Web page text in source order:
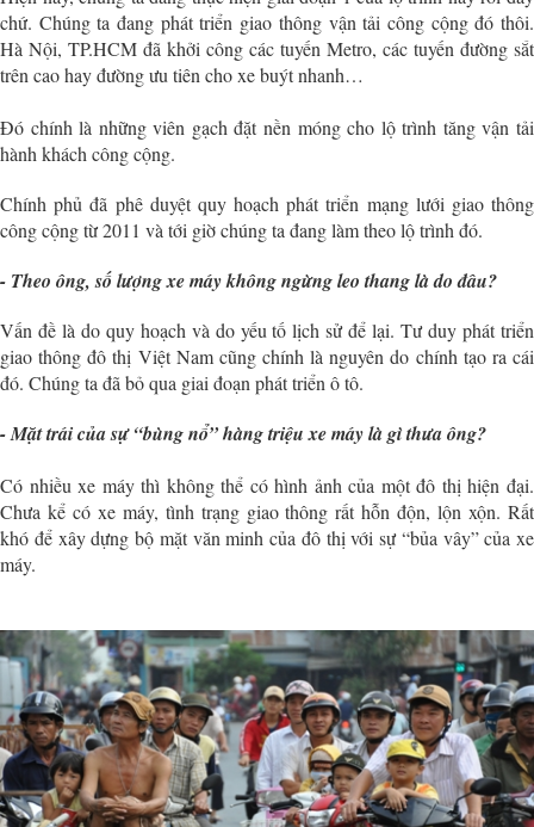
chứ. Chúng ta đang phát triển giao thông vận tải công cộng đó thôi.
Hà Nội, TP.HCM đã khởi công các tuyến Metro, các tuyến đường sắt
trên cao hay đường ưu tiên cho xe buýt nhanh…
Đó chính là những viên gạch đặt nền móng cho lộ trình tăng vận tải
hành khách công cộng.
Chính phủ đã phê duyệt quy hoạch phát triển mạng lưới giao thông
công cộng từ 2011 và tới giờ chúng ta đang làm theo lộ trình đó.
- Theo ông, số lượng xe máy không ngừng leo thang là do đâu?
Vấn đề là do quy hoạch và do yếu tố lịch sử để lại. Tư duy phát triển
giao thông đô thị Việt Nam cũng chính là nguyên do chính tạo ra cái
đó. Chúng ta đã bỏ qua giai đoạn phát triển ô tô.
- Mặt trái của sự “bùng nổ” hàng triệu xe máy là gì thưa ông?
Có nhiều xe máy thì không thể có hình ảnh của một đô thị hiện đại.
Chưa kể có xe máy, tình trạng giao thông rất hỗn độn, lộn xộn. Rất
khó để xây dựng bộ mặt văn minh của đô thị với sự “bủa vây” của xe
máy.